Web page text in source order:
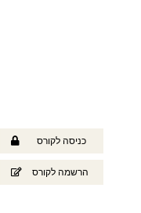
כניסה לקורס
הרשמה לקורס